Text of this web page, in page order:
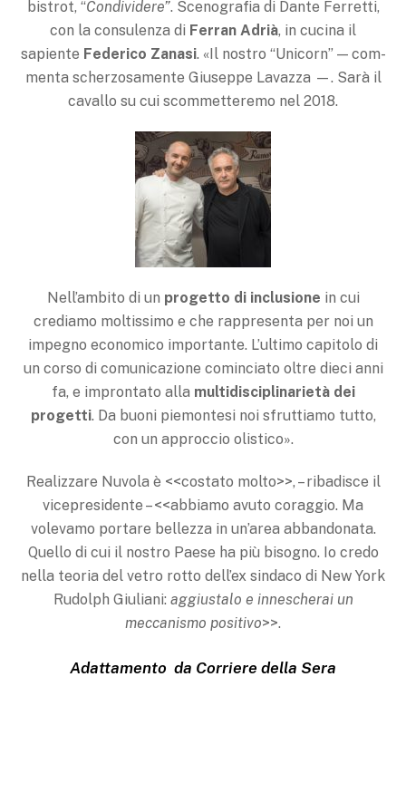
bistrot, “Condi­videre”. Scenografia di Dan­te Ferretti,
con la consulenza di Ferran Adrià, in cucina il
sapiente Federico Zanasi. «Il nostro “Unicorn” — com­
menta scherzosamente Giu­seppe Lavazza —. Sarà il
ca­vallo su cui scommetteremo nel 2018.
Nell’ambito di un progetto di inclusione in cui
crediamo moltissimo e che rappresenta per noi un
impe­gno economico importante. L’ultimo capitolo di
un corso di comunicazione co­minciato oltre dieci anni
fa, e improntato alla multidisciplinarietà dei
progetti. Da buoni piemontesi noi sfruttiamo tutto,
con un approccio olistico».
Realizzare Nuvola è <<costato molto>>, – ribadisce il
vicepresidente – <<abbiamo avuto coraggio. Ma
volevamo portare bellezza in un’area abbandonata.
Quello di cui il nostro Paese ha più bisogno. Io credo
nella teoria del vetro rotto dell’ex sindaco di New York
Rudolph Giulia­ni: aggiustalo e innescherai un
meccanismo positivo>>.
Adattamento da Corriere della Sera